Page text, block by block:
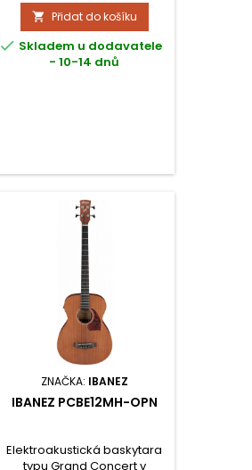
mahagon, hmatník
palisandr, krátká menzura
591 mm, nultý pražec 42
mm, elektronika s 2-
 Přidat do košíku
 Skladem u dodavatele
- 10-14 dnů
ZNAČKA: IBANEZ
IBANEZ PCBE12MH-OPN
Elektroakustická baskytara
typu Grand Concert v